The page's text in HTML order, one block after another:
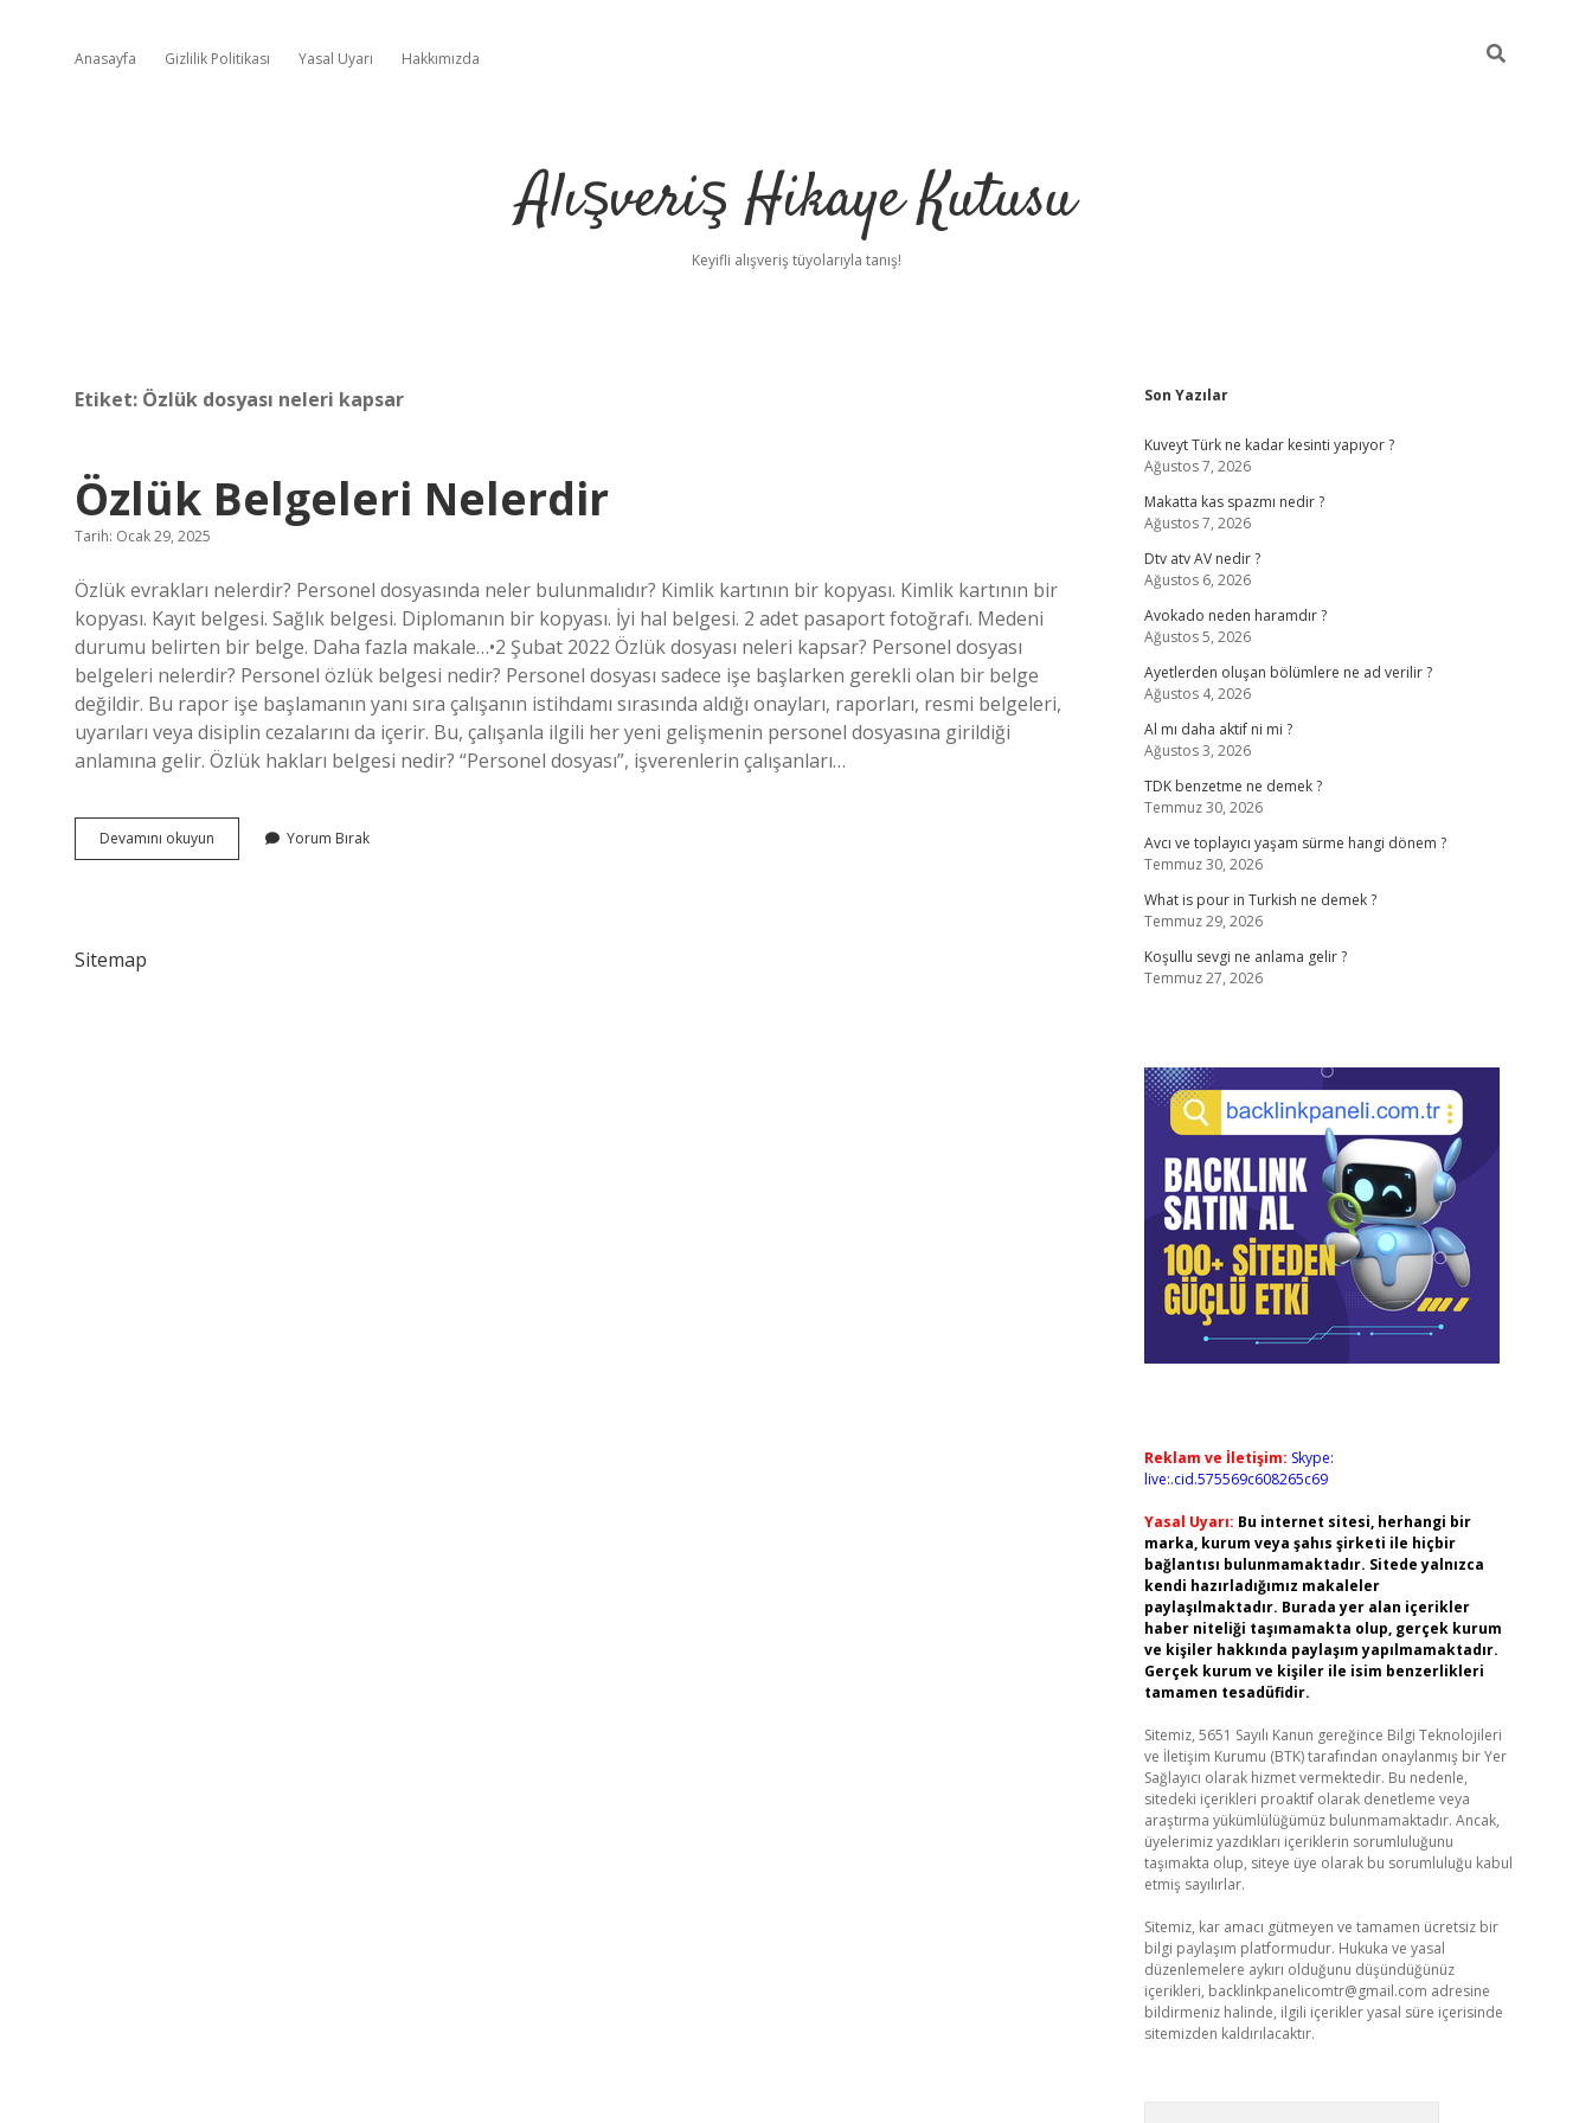
Anasayfa Gizlilik Politikası Yasal Uyarı Hakkımızda
Alışveriş Hikaye Kutusu
Keyifli alışveriş tüyolarıyla tanış!
Etiket: Özlük dosyası neleri kapsar
Özlük Belgeleri Nelerdir
Tarih: Ocak 29, 2025
Özlük evrakları nelerdir? Personel dosyasında neler bulunmalıdır? Kimlik kartının bir kopyası. Kimlik kartının bir
kopyası. Kayıt belgesi. Sağlık belgesi. Diplomanın bir kopyası. İyi hal belgesi. 2 adet pasaport fotoğrafı. Medeni
durumu belirten bir belge. Daha fazla makale…•2 Şubat 2022 Özlük dosyası neleri kapsar? Personel dosyası
belgeleri nelerdir? Personel özlük belgesi nedir? Personel dosyası sadece işe başlarken gerekli olan bir belge
değildir. Bu rapor işe başlamanın yanı sıra çalışanın istihdamı sırasında aldığı onayları, raporları, resmi belgeleri,
uyarıları veya disiplin cezalarını da içerir. Bu, çalışanla ilgili her yeni gelişmenin personel dosyasına girildiği
anlamına gelir. Özlük hakları belgesi nedir? “Personel dosyası”, işverenlerin çalışanları…
Devamını okuyun
Belgeleri
Yorum Bırak
Sitemap
Sidebar
Son Yazılar
Kuveyt Türk ne kadar kesinti yapıyor ?
Ağustos 7, 2026
Makatta kas spazmı nedir ?
Ağustos 7, 2026
Dtv atv AV nedir ?
Ağustos 6, 2026
Avokado neden haramdır ?
Ağustos 5, 2026
Ayetlerden oluşan bölümlere ne ad verilir ?
Ağustos 4, 2026
Al mı daha aktif ni mi ?
Ağustos 3, 2026
TDK benzetme ne demek ?
Temmuz 30, 2026
Avcı ve toplayıcı yaşam sürme hangi dönem ?
Temmuz 30, 2026
What is pour in Turkish ne demek ?
Temmuz 29, 2026
Koşullu sevgi ne anlama gelir ?
Temmuz 27, 2026
Reklam ve İletişim: Skype:
live:.cid.575569c608265c69
Yasal Uyarı: Bu internet sitesi, herhangi bir
marka, kurum veya şahıs şirketi ile hiçbir
bağlantısı bulunmamaktadır. Sitede yalnızca
kendi hazırladığımız makaleler
paylaşılmaktadır. Burada yer alan içerikler
haber niteliği taşımamakta olup, gerçek kurum
ve kişiler hakkında paylaşım yapılmamaktadır.
Gerçek kurum ve kişiler ile isim benzerlikleri
tamamen tesadüfidir.
Sitemiz, 5651 Sayılı Kanun gereğince Bilgi Teknolojileri
ve İletişim Kurumu (BTK) tarafından onaylanmış bir Yer
Sağlayıcı olarak hizmet vermektedir. Bu nedenle,
sitedeki içerikleri proaktif olarak denetleme veya
araştırma yükümlülüğümüz bulunmamaktadır. Ancak,
üyelerimiz yazdıkları içeriklerin sorumluluğunu
taşımakta olup, siteye üye olarak bu sorumluluğu kabul
etmiş sayılırlar.
Sitemiz, kar amacı gütmeyen ve tamamen ücretsiz bir
bilgi paylaşım platformudur. Hukuka ve yasal
düzenlemelere aykırı olduğunu düşündüğünüz
içerikleri, backlinkpanelicomtr@gmail.com adresine
bildirmeniz halinde, ilgili içerikler yasal süre içerisinde
sitemizden kaldırılacaktır.